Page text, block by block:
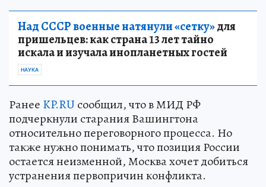
Над СССР военные натянули «сетку»для
пришельцев: как страна 13 лет тайно
искала и изучала инопланетных гостей
НАУКА
Ранее KP.RU сообщил, что в МИД РФ
подчеркнули старания Вашингтона
относительно переговорного процесса. Но
также нужно понимать, что позиция России
остается неизменной, Москва хочет добиться
устранения первопричин конфликта.